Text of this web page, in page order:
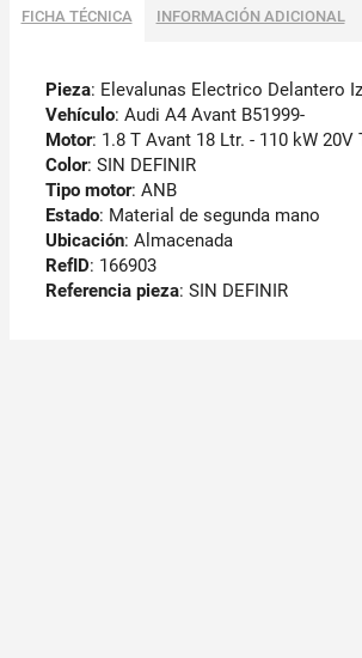
FICHA TÉCNICA INFORMACIÓN ADICIONAL
Pieza: Elevalunas Electrico Delantero
Vehículo: Audi A4 Avant B51999-
Motor: 1.8 T Avant 18 Ltr. - 110 kW 20V
Color: SIN DEFINIR
Tipo motor: ANB
Estado: Material de segunda mano
Ubicación: Almacenada
RefID: 166903
Referencia pieza: SIN DEFINIR